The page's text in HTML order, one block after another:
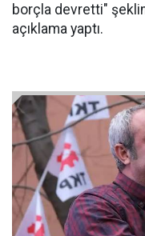
borçla devretti"
açıklama yaptı.